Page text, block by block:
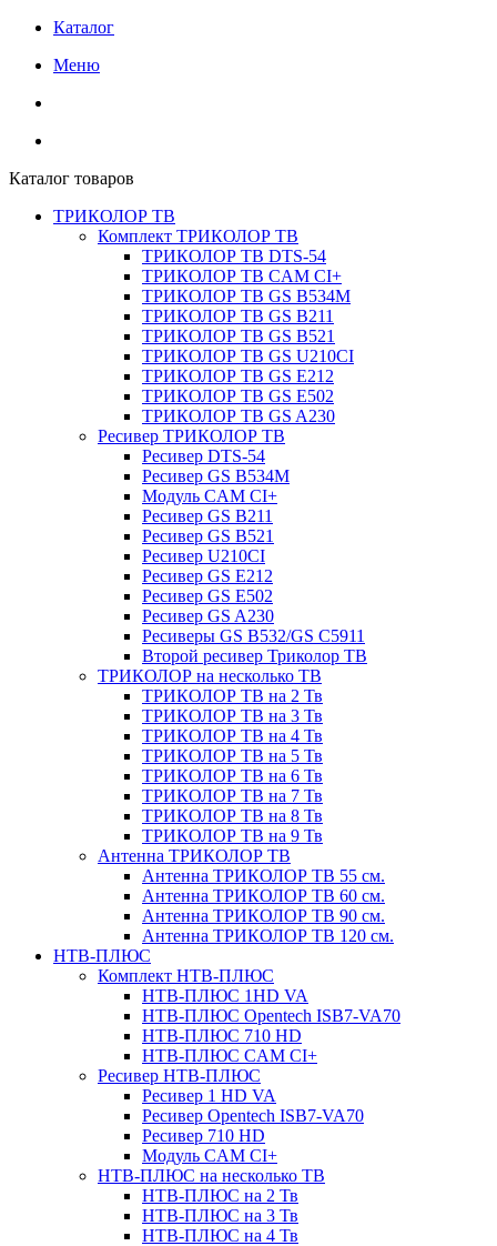
Каталог
Меню
Каталог товаров
ТРИКОЛОР ТВ
Комплект ТРИКОЛОР ТВ
ТРИКОЛОР ТВ DTS-54
ТРИКОЛОР ТВ CAM CI+
ТРИКОЛОР ТВ GS B534M
ТРИКОЛОР ТВ GS B211
ТРИКОЛОР ТВ GS B521
ТРИКОЛОР ТВ GS U210CI
ТРИКОЛОР ТВ GS E212
ТРИКОЛОР ТВ GS E502
ТРИКОЛОР ТВ GS A230
Ресивер ТРИКОЛОР ТВ
Ресивер DTS-54
Ресивер GS B534M
Модуль CAM CI+
Ресивер GS B211
Ресивер GS B521
Ресивер U210CI
Ресивер GS E212
Ресивер GS E502
Ресивер GS A230
Ресиверы GS B532/GS C5911
Второй ресивер Триколор ТВ
ТРИКОЛОР на несколько ТВ
ТРИКОЛОР ТВ на 2 Тв
ТРИКОЛОР ТВ на 3 Тв
ТРИКОЛОР ТВ на 4 Тв
ТРИКОЛОР ТВ на 5 Тв
ТРИКОЛОР ТВ на 6 Тв
ТРИКОЛОР ТВ на 7 Тв
ТРИКОЛОР ТВ на 8 Тв
ТРИКОЛОР ТВ на 9 Тв
Антенна ТРИКОЛОР ТВ
Антенна ТРИКОЛОР ТВ 55 см.
Антенна ТРИКОЛОР ТВ 60 см.
Антенна ТРИКОЛОР ТВ 90 см.
Антенна ТРИКОЛОР ТВ 120 см.
НТВ-ПЛЮС
Комплект НТВ-ПЛЮС
НТВ-ПЛЮС 1HD VA
НТВ-ПЛЮС Opentech ISB7-VA70
НТВ-ПЛЮС 710 HD
НТВ-ПЛЮС CAM CI+
Ресивер НТВ-ПЛЮС
Ресивер 1 HD VA
Ресивер Opentech ISB7-VA70
Ресивер 710 HD
Модуль CAM CI+
НТВ-ПЛЮС на несколько ТВ
НТВ-ПЛЮС на 2 Тв
НТВ-ПЛЮС на 3 Тв
НТВ-ПЛЮС на 4 Тв